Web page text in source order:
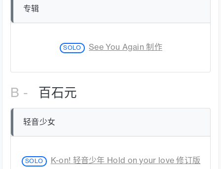
专辑
SOLO See You Again 制作
B - 百石元
轻音少女
SOLO K-on! 轻音少年 Hold on your love 修订版